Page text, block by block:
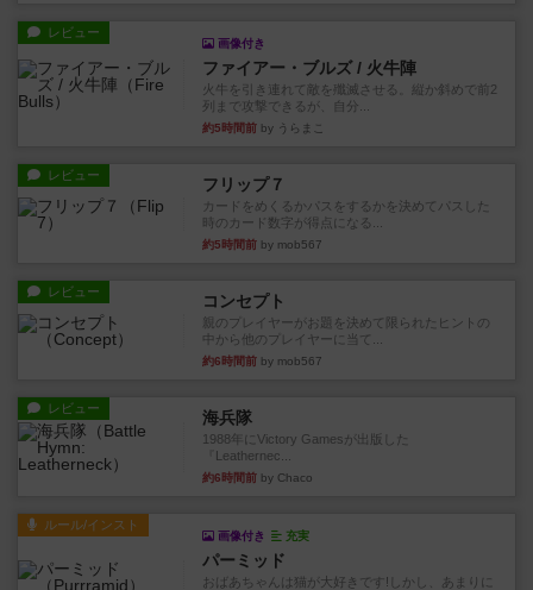
レビュー
画像付き
ファイアー・ブルズ / 火牛陣
火牛を引き連れて敵を殲滅させる。縦か斜めで前2
列まで攻撃できるが、自分...
約5時間前 by うらまこ
レビュー フリップ７
カードをめくるかパスをするかを決めてパスした
時のカード数字が得点になる...
約5時間前 by mob567
レビュー コンセプト
親のプレイヤーがお題を決めて限られたヒントの
中から他のプレイヤーに当て...
約6時間前 by mob567
レビュー 海兵隊
1988年にVictory Gamesが出版した
『Leathernec...
約6時間前 by Chaco
ルール/インスト
画像付き 充実
パーミッド
おばあちゃんは猫が大好きです!しかし、あまりに